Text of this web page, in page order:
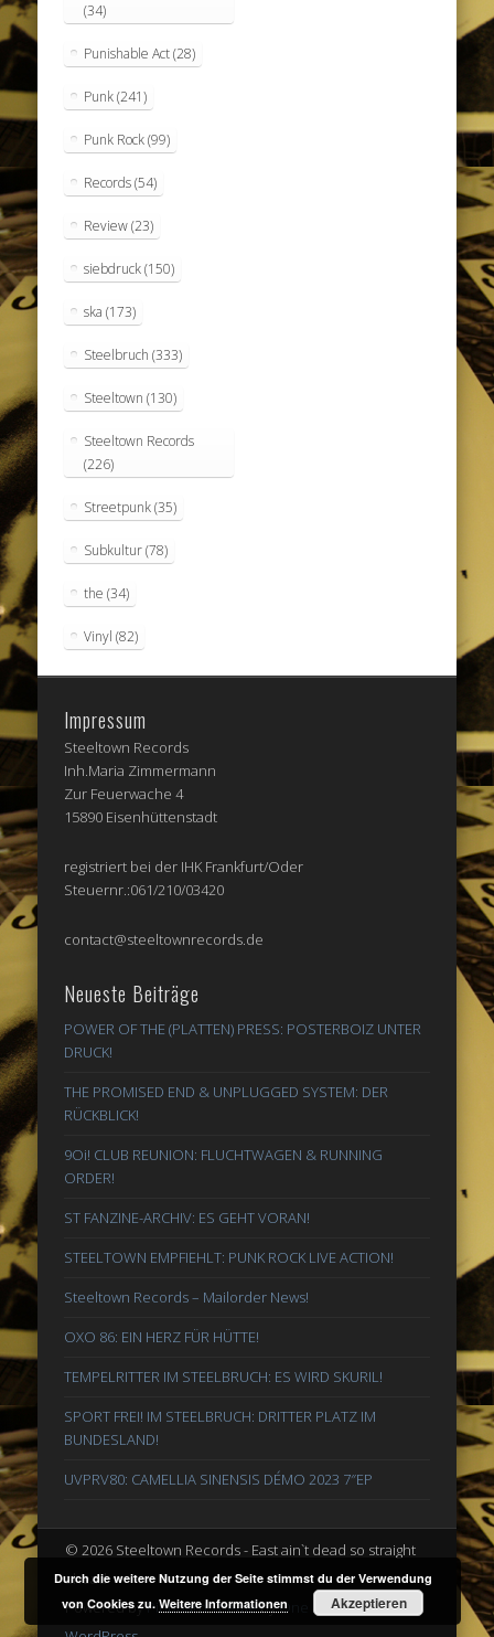
(34)
Punishable Act(28)
Punk(241)
Punk Rock(99)
Records(54)
Review(23)
siebdruck(150)
ska (173)
Steelbruch (333)
Steeltown (130)
Steeltown Records
(226)
Streetpunk(35)
Subkultur(78)
the (34)
Vinyl (82)
Impressum
Steeltown Records
Inh.Maria Zimmermann
Zur Feuerwache 4
15890 Eisenhüttenstadt
registriert bei der IHK Frankfurt/Oder
Steuernr.:061/210/03420
contact@steeltownrecords.de
Neueste Beiträge
POWER OF THE (PLATTEN) PRESS: POSTERBOIZ UNTER
DRUCK!
THE PROMISED END & UNPLUGGED SYSTEM: DER
RÜCKBLICK!
9Oi! CLUB REUNION: FLUCHTWAGEN & RUNNING
ORDER!
ST FANZINE-ARCHIV: ES GEHT VORAN!
STEELTOWN EMPFIEHLT: PUNK ROCK LIVE ACTION!
Steeltown Records – Mailorder News!
OXO 86: EIN HERZ FÜR HÜTTE!
TEMPELRITTER IM STEELBRUCH: ES WIRD SKURIL!
SPORT FREI! IM STEELBRUCH: DRITTER PLATZ IM
BUNDESLAND!
UVPRV80: CAMELLIA SINENSIS DÉMO 2023 7″EP
© 2026 Steeltown Records - East ain`t dead so straight
ahead
Powered byPinboard ThemebyOne Designsand
Durch die weitere Nutzung der Seite stimmst du der Verwendung
von Cookies zu.Weitere Informationen Akzeptieren